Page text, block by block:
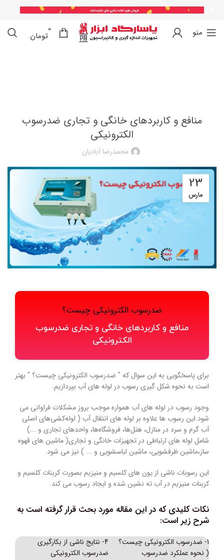
منو 0
0
تومان
منافع و کاربردهای خانگی و تجاری ضدرسوب
الکترونیکی
محمدرضا آبادیان
23
مارس
ضدرسوب الکترونیکی چیست؟
منافع و کاربردهای خانگی و تجاری ضدرسوب
الکترونیکی
برای پاسخگویی به این سوال که " ضدرسوب الکترونیکی چیست؟ " بهتر
است به نحوه شکل گیری رسوب در لوله های آب بپردازیم.
وجود رسوب در لوله های آب همواره موجب بروز مشکلات فراوانی می
شود.این رسوب ها علاوه بر لوله های انتقال آب ( لوله‌کشی‌های اصلی
آب گرم و سرد در منازل، هتل‌ها، فروشگاه‌ها، واحدهای تجاری و ...)
شامل لوله های ارتباطی در تجهیزات خانگی و تجاری( ماشین های قهوه
ساز،‌ماشین ظرفشویی، ماشین لباسشویی و ... ) نیز می شود.
این رسوبات ناشی از یون های کلسیم و منیزیم بصورت کربنات کلسیم و
کربنات منیزیم در آب ته نشین شده و ایجاد رسوب می کند.
نکات کلیدی که در این مقاله مورد بحث قرار گرفته است به
شرح زیر است:
1- ضدرسوب الکترونیکی چیست؟
( نحوه عملکرد ضدرسوب
4- نتایج ناشی از بکارگیری
ضدرسوب الکترونیکی